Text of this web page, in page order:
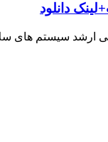
دانلود
ارشد سیستم های